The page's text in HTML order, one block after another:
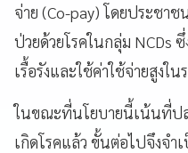
จ่าย (Co-pay) โดยประชา
ป่วยด้วยโรคในกลุ่ม NCDs
เรื้อรังและใช้ค่าใช้จ่ายสูงใน
ในขณะที่นโยบายนี้เน้นที่ป
เกิดโรคแล้ว ขั้นต่อไปจึงจ